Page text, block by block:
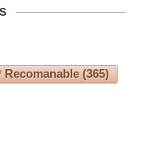
Recomanable(365)